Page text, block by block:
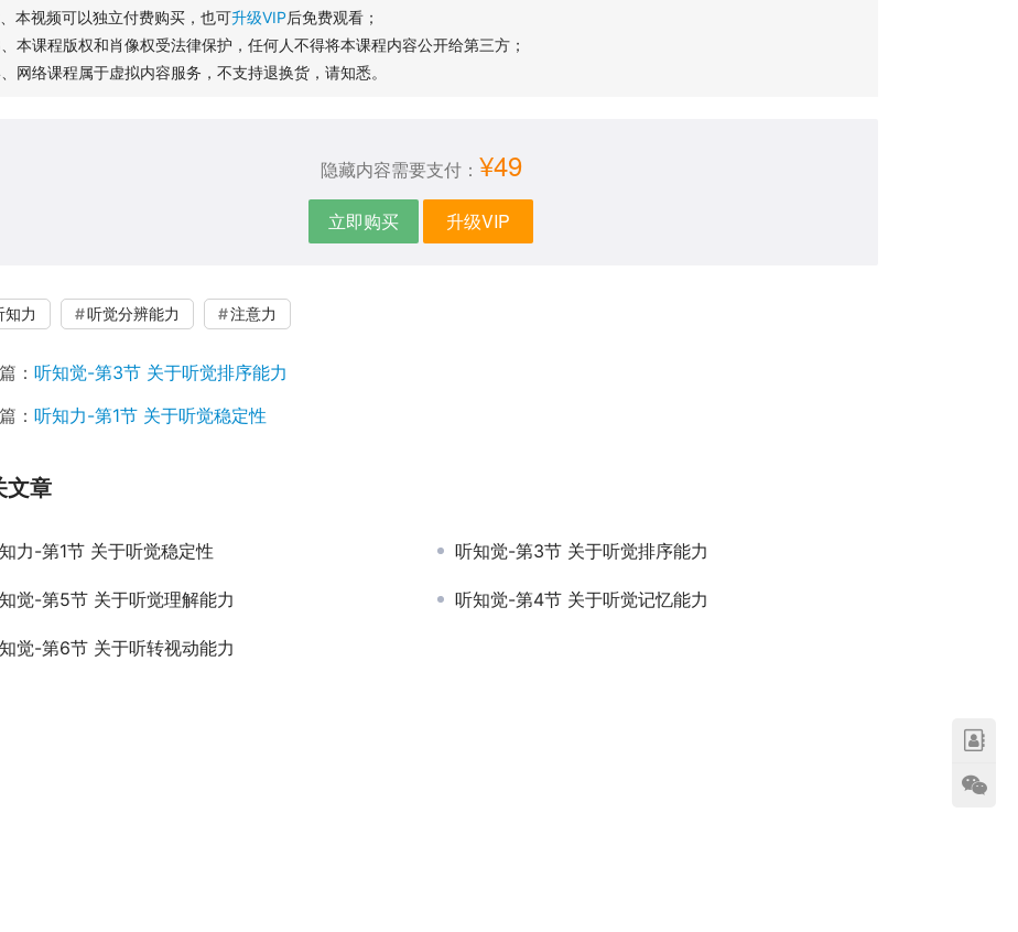
本视频可以独立付费购买，也可升级VIP后免费观看；
本课程版权和肖像权受法律保护，任何人不得将本课程内容公开给第三方；
网络课程属于虚拟内容服务，不支持退换货，请知悉。
隐藏内容需要支付： ¥49
立即购买 升级VIP
知力 听觉分辨能力 注意力
： 听知觉-第3节 关于听觉排序能力
： 听知力-第1节 关于听觉稳定性
文章
力-第1节 关于听觉稳定性 听知觉-第3节 关于听觉排序能力
觉-第5节 关于听觉理解能力 听知觉-第4节 关于听觉记忆能力
觉-第6节 关于听转视动能力